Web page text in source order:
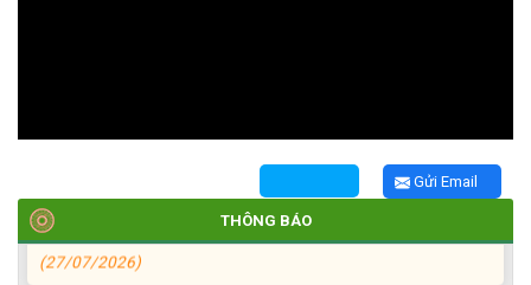
Gửi Email
THÔNG BÁO
HỘI NGƯỜI CAO TUỔI XÃ CƯ M’GAR: SƠ KẾT CÔNG TÁC HỘI 6
THÁNG ĐẦU NĂM VÀ KIỆN TOÀN TỔ CHỨC CHI HỘI SAU SÁP
NHẬP
(27/07/2026)